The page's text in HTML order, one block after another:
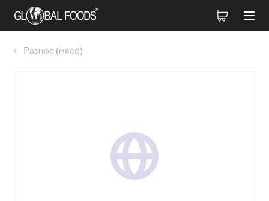
Разное (мясо)